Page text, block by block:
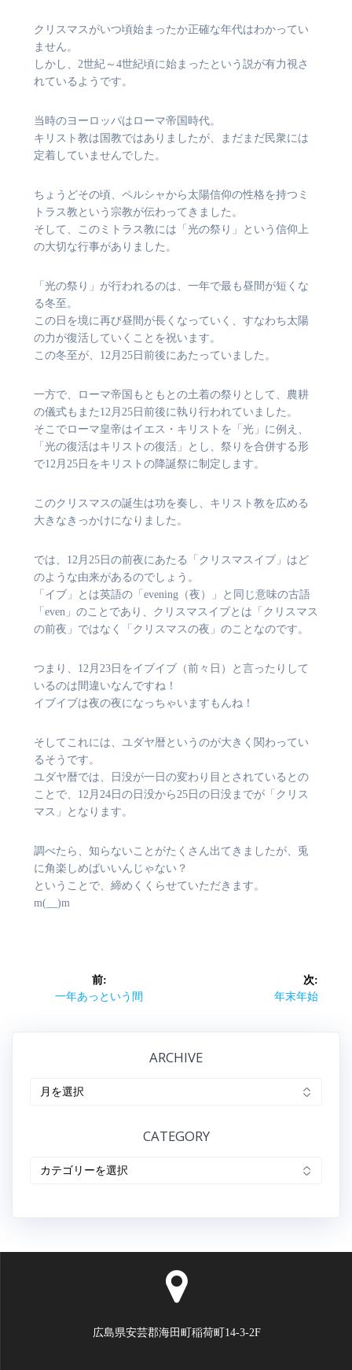
クリスマスがいつ頃始まったか正確な年代はわかってい
ません。
しかし、2世紀～4世紀頃に始まったという説が有力視さ
れているようです。
当時のヨーロッパはローマ帝国時代。
キリスト教は国教ではありましたが、まだまだ民衆には
定着していませんでした。
ちょうどその頃、ペルシャから太陽信仰の性格を持つミ
トラス教という宗教が伝わってきました。
そして、このミトラス教には「光の祭り」という信仰上
の大切な行事がありました。
「光の祭り」が行われるのは、一年で最も昼間が短くな
る冬至。
この日を境に再び昼間が長くなっていく、すなわち太陽
の力が復活していくことを祝います。
この冬至が、12月25日前後にあたっていました。
一方で、ローマ帝国もともとの土着の祭りとして、農耕
の儀式もまた12月25日前後に執り行われていました。
そこでローマ皇帝はイエス・キリストを「光」に例え、
「光の復活はキリストの復活」とし、祭りを合併する形
で12月25日をキリストの降誕祭に制定します。
このクリスマスの誕生は功を奏し、キリスト教を広める
大きなきっかけになりました。
では、12月25日の前夜にあたる「クリスマスイブ」はど
のような由来があるのでしょう。
「イブ」とは英語の「evening（夜）」と同じ意味の古語
「even」のことであり、クリスマスイブとは「クリスマス
の前夜」ではなく「クリスマスの夜」のことなのです。
つまり、12月23日をイブイブ（前々日）と言ったりして
いるのは間違いなんですね！
イブイブは夜の夜になっちゃいますもんね！
そしてこれには、ユダヤ暦というのが大きく関わってい
るそうです。
ユダヤ暦では、日没が一日の変わり目とされているとの
ことで、12月24日の日没から25日の日没までが「クリス
マス」となります。
調べたら、知らないことがたくさん出てきましたが、兎
に角楽しめばいいんじゃない？
ということで、締めくくらせていただきます。
m(__)m
前:
前
一年あっという間
次:
次
年末年始
ARCHIVE
CATEGORY
広島県安芸郡海田町稲荷町14-3-2F